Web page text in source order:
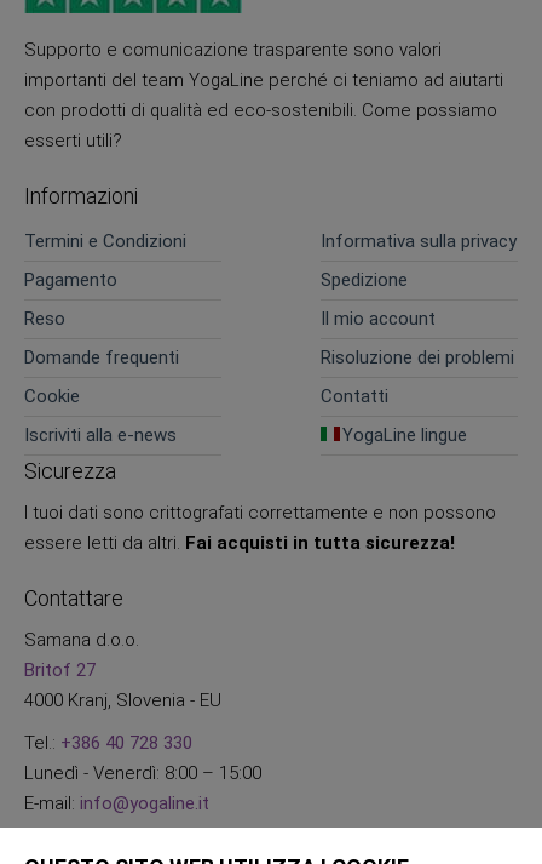
Supporto e comunicazione trasparente sono valori
importanti del team YogaLine perché ci teniamo ad aiutarti
con prodotti di qualità ed eco-sostenibili. Come possiamo
esserti utili?
Informazioni
Termini e Condizioni
Informativa sulla privacy
Pagamento
Spedizione
Reso
Il mio account
Domande frequenti
Risoluzione dei problemi
Cookie
Contatti
Iscriviti alla e-news
YogaLine lingue
Sicurezza
I tuoi dati sono crittografati correttamente e non possono
essere letti da altri. Fai acquisti in tutta sicurezza!
Contattare
Samana d.o.o.
Britof 27
4000 Kranj, Slovenia - EU
Tel.: +386 40 728 330
Lunedì - Venerdì: 8:00 – 15:00
E-mail: info@yogaline.it